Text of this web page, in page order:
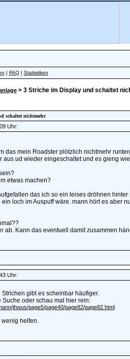
| FAQ| Statistiken
> 3 Striche im Display und schaltet
schaltet nichtmehr
Uhr:
das mein Roadster plötzlich nichtmehr
aus ud wieder eingeschaltet und es gieng
etwas machen?
das ich so ein leises dröhnen hinter
ein loch im Auspuff wäre. mann hört es aber
ab. Kann das eventuell damit zusammen
Uhr:
gibt es scheinbar häufiger.
Suche oder schau mal hier rein:
jhwus/page5/page40/page82/page82.html
wenig helfen.